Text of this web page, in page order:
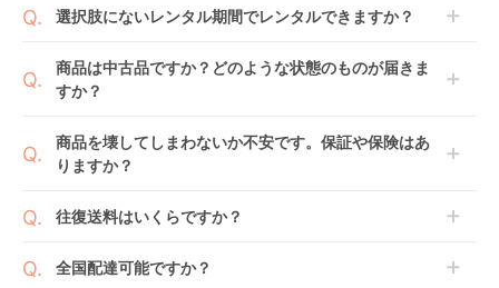
開始日1日目となります。
日までに配送業者（佐川急便）に商品の引渡しとなり
ます。
選択肢にないレンタル期間でレンタルできますか？
間の利用が可能です。
例えば4ヶ月の場合、3ヶ月レンタル＋1ヶ月延長とし
の上で、早期にご返却ください。
商品は中古品ですか？どのような状態のものが届きま
すか？
のもございます。
新品商品はメーカーから仕入れた状態のものをお送り
走行テストを行う場合がございます。
となる場合がございます。その際、メーカーの都合に
商品を壊してしまわないか不安です。保証や保険はあ
りますか？
おります。
ョンをご購入ください。
往復送料はいくらですか？
へ入れ、カートページから住所を入力すると送料が確
全国配達可能ですか？